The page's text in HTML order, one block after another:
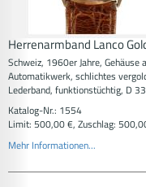
Herrenarmband Lanco
Schweiz, 1960er Jahre,
Automatikwerk, schlichtes
Lederband, funktionstüchtig, D
Katalog-Nr.: 1554
Limit: 500,00 €, Zuschlag:
Mehr Informationen...